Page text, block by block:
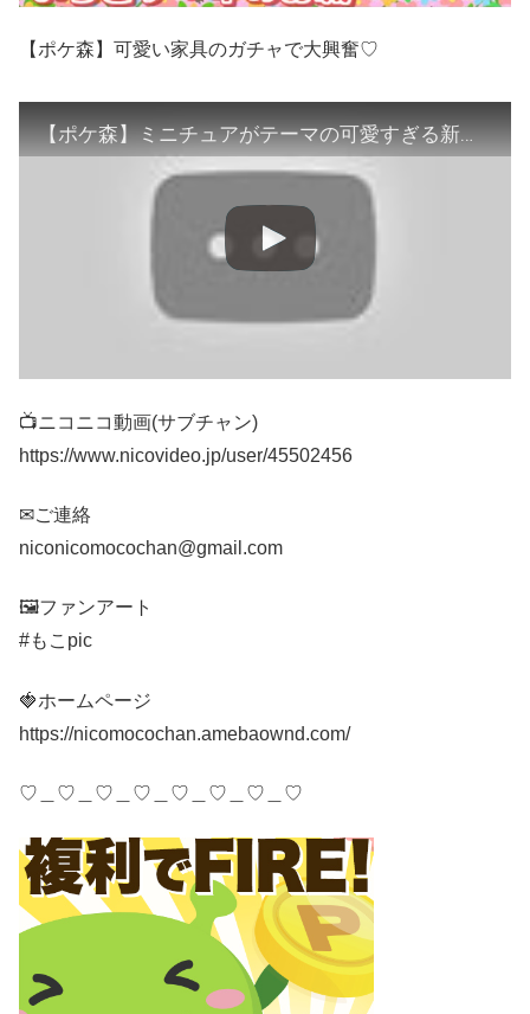
【ポケ森】可愛い家具のガチャで大興奮♡
【ポケ森】ミニチュアがテーマの可愛すぎる新クッキー！レベッカのマイリトルハウスのガチャに挑戦♡【どうぶつの森ポケットキャンプ】
📺ニコニコ動画(サブチャン)
https://www.nicovideo.jp/user/45502456
✉ご連絡
niconicomocochan@gmail.com
🖼ファンアート
#もこpic
🍓ホームページ
https://nicomocochan.amebaownd.com/
♡＿♡＿♡＿♡＿♡＿♡＿♡＿♡